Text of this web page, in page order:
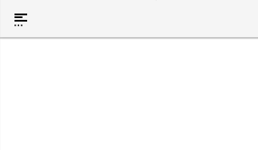
Полужирный
Вставка спойлера